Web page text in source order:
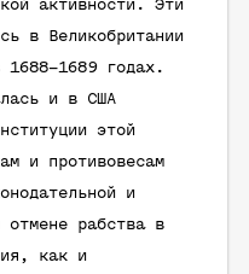
активности. Эти
в Великобритании
1688–1689 годах.
и в США
этой
и противовесам
и
отмене рабства в
как и